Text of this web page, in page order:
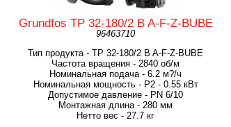
Grundfos TP 32-180/2 B A-F-Z-BUBE
96463710
Тип продукта - TP 32-180/2 B A-F-Z-BUBE
Частота вращения - 2840 об/м
Номинальная подача - 6.2 м?/ч
Номинальная мощность - P2 - 0.55 кВт
Допустимое давление - PN 6/10
Монтажная длина - 280 мм
Нетто вес - 27.7 кг